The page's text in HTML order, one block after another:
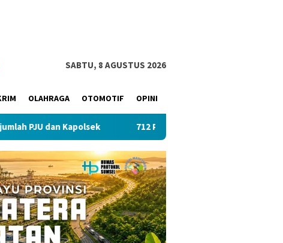
SABTU, 8 AGUSTUS 2026
OLAHRAGA OTOMOTIF OPINI
dan Kapolsek 712 Pegawai PLN UID S2JB Tekan Emisi